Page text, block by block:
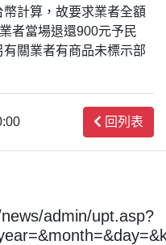
計算，故要求業者全額
者當場退還900元予民
關業者有商品未標示部
回列表
admin/upt.asp?